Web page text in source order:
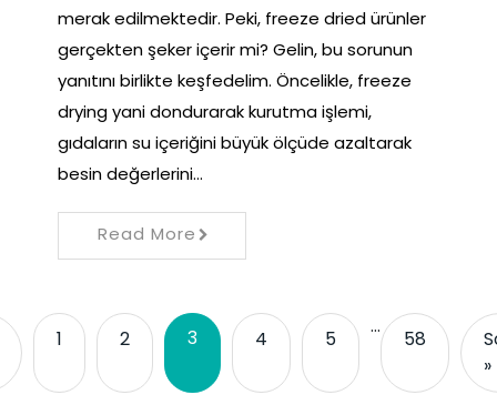
merak edilmektedir. Peki, freeze dried ürünler
gerçekten şeker içerir mi? Gelin, bu sorunun
yanıtını birlikte keşfedelim. Öncelikle, freeze
drying yani dondurarak kurutma işlemi,
gıdaların su içeriğini büyük ölçüde azaltarak
besin değerlerini…
Read More
1 2 3 4 5
…
58
»